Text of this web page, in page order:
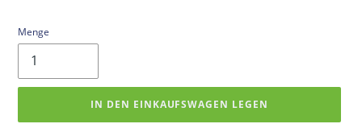
Menge
IN DEN EINKAUFSWAGEN LEGEN